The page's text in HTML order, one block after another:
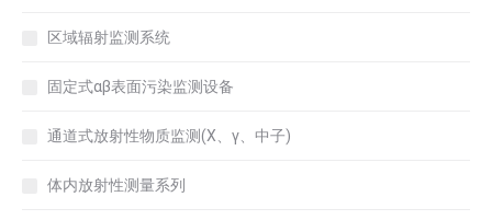
区域辐射监测系统
固定式αβ表面污染监测设备
通道式放射性物质监测(X、γ、中子)
体内放射性测量系列